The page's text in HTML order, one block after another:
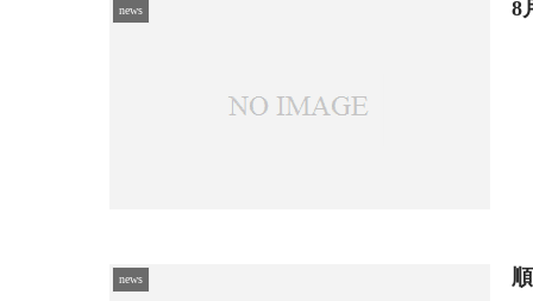
news 8
news